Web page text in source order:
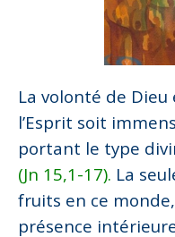
La volonté de
l’Esprit soit
portant le type
(Jn 15,1-17). La
fruits en ce
présence